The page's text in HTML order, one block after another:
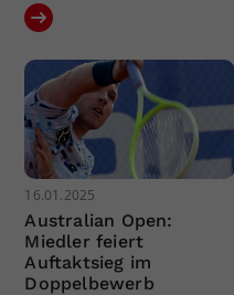
16.01.2025
Australian Open:
Miedler feiert
Auftaktsieg im
Doppelbewerb